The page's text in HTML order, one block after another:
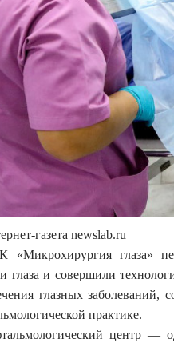
газета newslab.ru
глаза»
глаза и совершили
глазных заболеваний,
практике.
центр